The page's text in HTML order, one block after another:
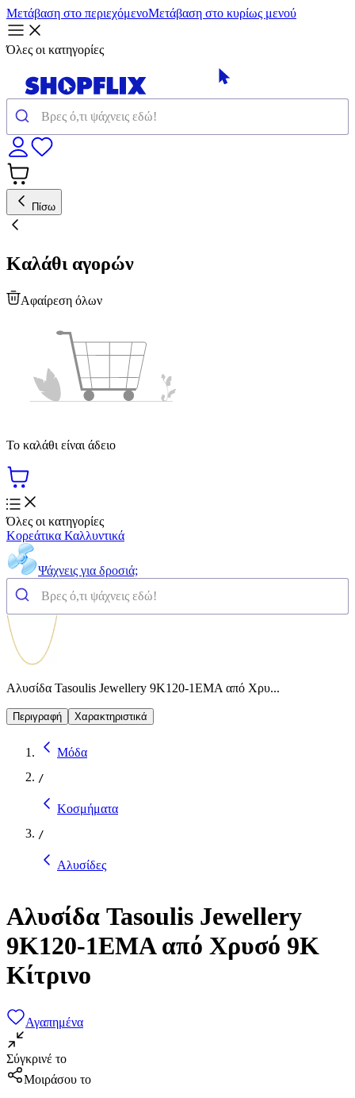
Μετάβαση στο περιεχόμενοΜετάβαση στο κυρίως μενού
Όλες οι κατηγορίες
Πίσω
Καλάθι αγορών
Αφαίρεση όλων
Το καλάθι είναι άδειο
Όλες οι κατηγορίες
Κορεάτικα Καλλυντικά
Ψάχνεις για δροσιά;
Αλυσίδα Tasoulis Jewellery 9K120-1EMA από Χρυ...
Περιγραφή Χαρακτηριστικά
Μόδα
/
Κοσμήματα
/
Αλυσίδες
Αλυσίδα Tasoulis Jewellery
9K120-1EMA από Χρυσό 9K
Κίτρινο
Αγαπημένα
Σύγκρινέ το
Μοιράσου το